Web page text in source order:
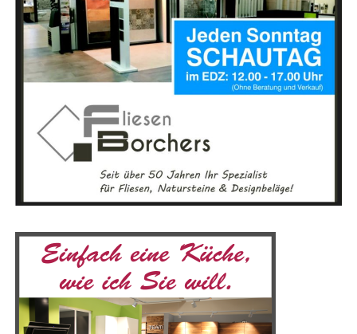
zum Aus­tausch. Nimm an Work­shops, Ver­an­stal­
tun­gen und Online-Foren teil, um dei­ne Erfah­
run­gen zu tei­len und von ande­ren zu lernen.
Begib dich auf eine Ent­de­ckungs­rei­se, die dir nicht nur
neu­es Wis­sen ver­mit­telt, son­dern auch dein spi­ri­tu­el­les
Bewusst­sein erwei­tert. Besu­che unser Lese­r­ECHO-Eso­
te­rik-Por­tal und fin­de dei­ne Quel­le der Inspi­ra­ti­on!
Gemein­sam kön­nen wir die Magie der Eso­te­rik erle­ben
und eine tie­fe­re Ver­bin­dung zu uns selbst und der Welt
um uns her­um aufbauen.
Ein brei­tes Spek­trum an Aus­stel­lern aus allen rele­van­
ten Gewer­ken ver­spricht den Mes­se­be­su­chern eine Viel­
zahl an Lösun­gen und Dienst­leis­tun­gen, die sie vor Ort
ent­de­cken kön­nen. Von Bau­un­ter­neh­men über Hand­
werks­be­trie­be bis hin zu Spe­zia­lis­ten für ener­ge­ti­sche
Sanie­run­gen – die Bau­mes­se bie­tet für jeden Bau­in­ter­es­
sier­ten und Heim­wer­ker das pas­sen­de Ange­bot. Der
direk­te Aus­tausch mit Fach­leu­ten und das Ein­ho­len ers­
ter Ange­bo­te machen die Mes­se beson­ders attrak­tiv, vor
allem in einer so gro­ßen Regi­on wie dem Emsland.
Mit einer Aus­stel­lungs­flä­che von 5.000 Qua­drat­me­tern
bie­tet die Mes­se­hal­le aus­rei­chend Platz für die viel­fäl­ti­
gen Prä­sen­ta­tio­nen. Besu­cher, die mit dem Auto anrei­
sen, pro­fi­tie­ren von den kos­ten­frei­en Park­mög­lich­kei­
ten direkt an der Emslandhalle.